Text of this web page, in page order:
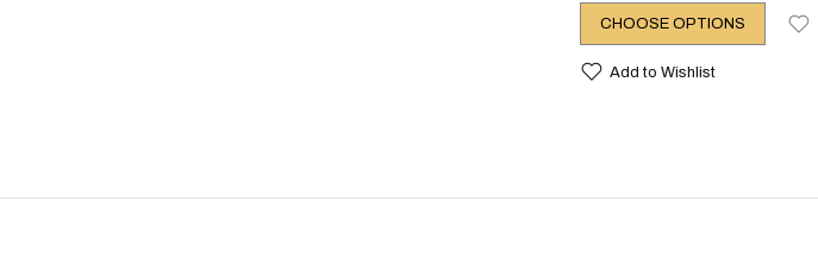
CHOOSE OPTIONS
Add to Wishlist